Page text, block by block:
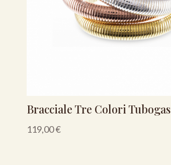
Bracciale Tre Colori Tubogas
119,00€